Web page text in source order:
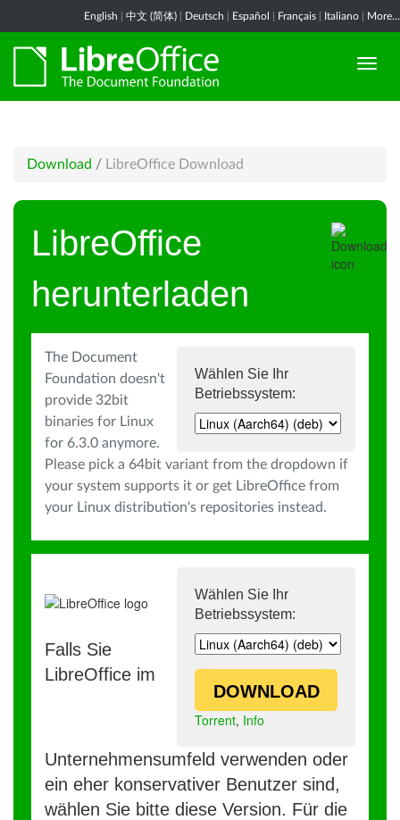
English 中文 (简体) Deutsch Español Français Italiano More...
Download / LibreOffice Download
LibreOffice
herunterladen
Wählen Sie Ihr
Betriebssystem:
The Document
Foundation doesn't
provide 32bit
binaries for Linux
for 6.3.0 anymore.
Please pick a 64bit variant from the dropdown if
your system supports it or get LibreOffice from
your Linux distribution's repositories instead.
Wählen Sie Ihr
Betriebssystem:
DOWNLOAD
Torrent, Info
Falls Sie
LibreOffice im
Unternehmensumfeld verwenden oder
ein eher konservativer Benutzer sind,
wählen Sie bitte diese Version. Für die